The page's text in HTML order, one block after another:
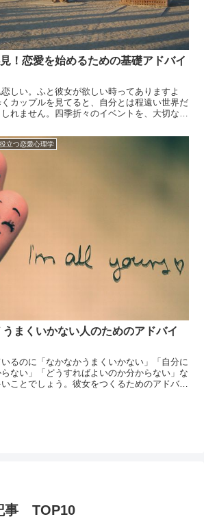
！恋愛を始めるための基礎アドバイ
しい。ふと彼女が欲しい時ってありますよ
カップルを見てると、自分とは程遠い世界だ
れません。四季折々のイベントを、大切な人
い。誰かを愛したい、愛されたい・・・様々
立つ恋愛心理学
まくいかない人のためのアドバイ
るのに「なかなかうまくいかない」「自分に
ない」「どうすればよいのか分からない」な
ことでしょう。彼女をつくるためのアドバイ
事 TOP10